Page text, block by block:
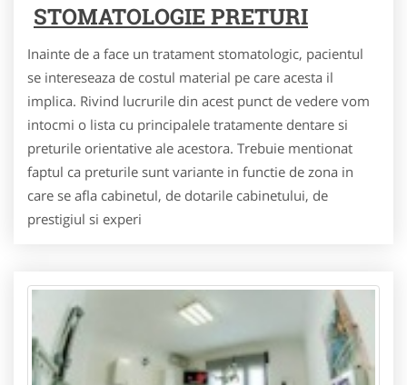
STOMATOLOGIE PRETURI
Inainte de a face un tratament stomatologic, pacientul
se intereseaza de costul material pe care acesta il
implica. Rivind lucrurile din acest punct de vedere vom
intocmi o lista cu principalele tratamente dentare si
preturile orientative ale acestora. Trebuie mentionat
faptul ca preturile sunt variante in functie de zona in
care se afla cabinetul, de dotarile cabinetului, de
prestigiul si experi